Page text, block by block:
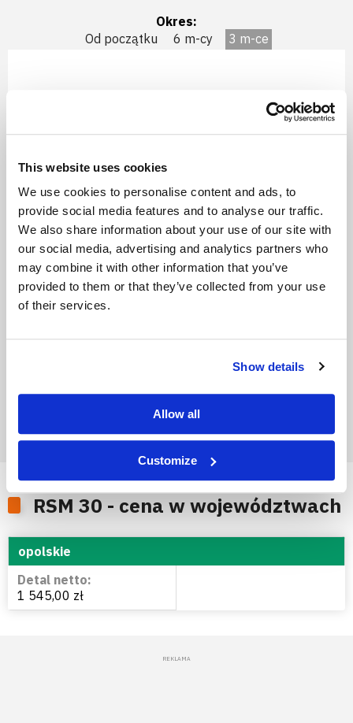
This website uses cookies
We use cookies to personalise content and ads, to
provide social media features and to analyse our traffic.
We also share information about your use of our site with
our social media, advertising and analytics partners who
may combine it with other information that you’ve
provided to them or that they’ve collected from your use
of their services.
Show details
Allow all
Customize
Okres:
Od początku
6 m-cy 3 m-ce
Detal netto
1,300
1,400
1,600
1,700
RSM 30 - cena w województwach
opolskie
1 545,00 zł